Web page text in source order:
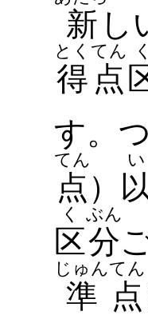
新 し
得
とく
点
てん く
す。
点
てん
）
い
区
く
分
ぶん
準
じゅん
点
てん